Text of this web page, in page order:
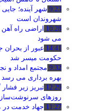
9:23 شهر آینده؛
شهروندان است
10:28
اراضی راه
می شود
14:41 عبور از بحران
حکومت میسر شد
9:32 مجتمع امداد و
بهره ‌برداری می‌ رسد
12:29 تبریز زیر
روزهای سرنوشت‌ساز
11:27 جهاد خدمت در